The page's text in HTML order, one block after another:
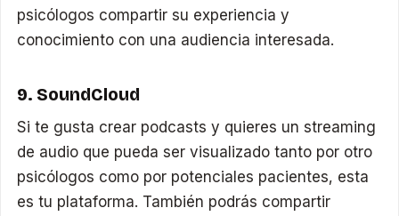
psicólogos compartir su experiencia y
conocimiento con una audiencia interesada.
9. SoundCloud
Si te gusta crear podcasts y quieres un streaming
de audio que pueda ser visualizado tanto por otro
psicólogos como por potenciales pacientes, esta
es tu plataforma. También podrás compartir